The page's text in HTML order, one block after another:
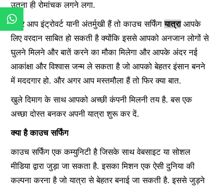
उतना ही रोमांचक लगने लगा.
अगर आप इंट्रोवर्ट यानी अंतर्मुखी हैं तो काउच सर्फिंगयात्राआपके
लिए वरदान साबित हो सकती है क्योंकि इससे आपको अनजान लोगों से
घुलने मिलने और बातें करने का मौका मिलेगा और आपके अंदर नई
आकांक्षा और विश्वास जन्म ले सकता है जो आपको बेहतर इंसान बनने
में मददगार हो. और अगर आप मस्तमौला हैं तो फिर क्या बात.
खुले दिमाग के साथ आपको अच्छी कंपनी मिलनी तय है. बस एक
अच्छा दोस्त बनकर अपनी यात्रा शुरू कर दें.
क्या है काउच सर्फिंग
काउच सर्फिंग एक कम्युनिटी है जिसके साथ वेबसाइट या सोशल
मीडिया द्वारा जुड़ा जा सकता है. इसका मिशन एक ऐसी दुनिया की
कल्पना करना है जो यात्रा से बेहतर बनाई जा सकती है. इससे जुड़ने